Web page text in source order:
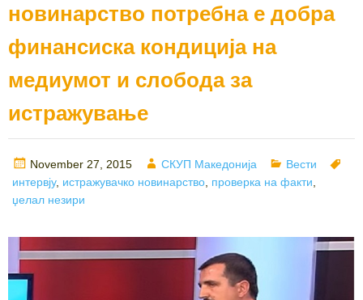
новинарство потребна е добра
финансиска кондиција на
медиумот и слобода за
истражување
Posted
on
November 27, 2015 Author
СКУП Македонија Categories
Вести
интервју, истражувачко новинарство проверка на факти
џелал незири